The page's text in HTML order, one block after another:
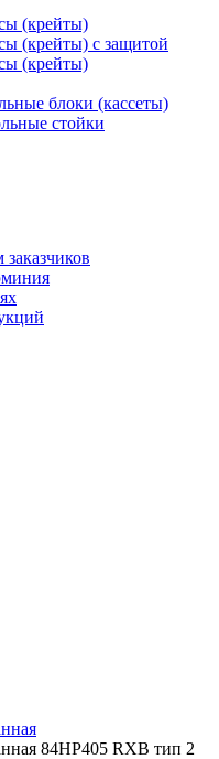
(крейты)
(крейты) с защитой
(крейты)
блоки (кассеты)
стойки
84HP405 RXB тип 2